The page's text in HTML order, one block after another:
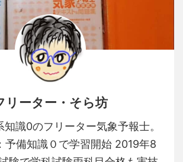
リーター・そら坊
識0のフリーター気象予報士。
予備知識０で学習開始 2019年8